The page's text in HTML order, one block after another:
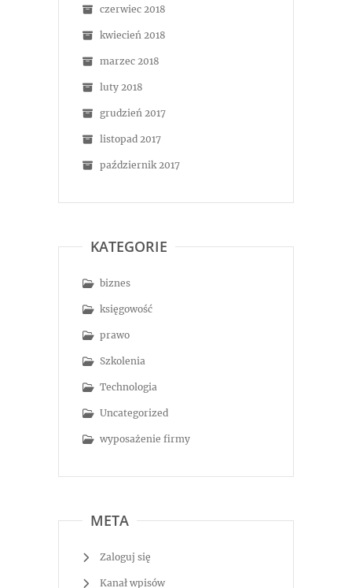
czerwiec 2018
kwiecień 2018
marzec 2018
luty 2018
grudzień 2017
listopad 2017
październik 2017
KATEGORIE
biznes
księgowość
prawo
Szkolenia
Technologia
Uncategorized
wyposażenie firmy
META
Zaloguj się
Kanał wpisów